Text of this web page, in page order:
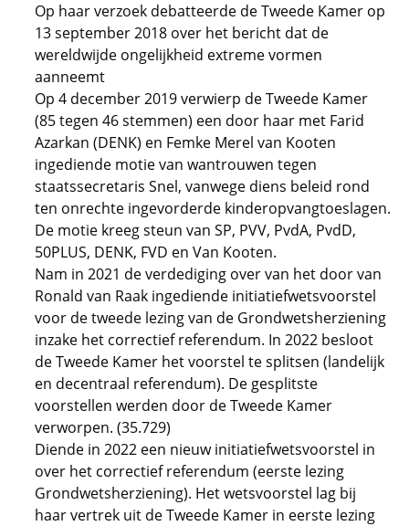
Op haar verzoek debatteerde de Tweede Kamer op
13 september 2018 over het bericht dat de
wereldwijde ongelijkheid extreme vormen
aanneemt
Op 4 december 2019 verwierp de Tweede Kamer
(85 tegen 46 stemmen) een door haar met Farid
Azarkan (DENK) en Femke Merel van Kooten
ingediende motie van wantrouwen tegen
staatssecretaris Snel, vanwege diens beleid rond
ten onrechte ingevorderde kinderopvangtoeslagen.
De motie kreeg steun van SP, PVV, PvdA, PvdD,
50PLUS, DENK, FVD en Van Kooten.
Nam in 2021 de verdediging over van het door van
Ronald van Raak ingediende initiatiefwetsvoorstel
voor de tweede lezing van de Grondwetsherziening
inzake het correctief referendum. In 2022 besloot
de Tweede Kamer het voorstel te splitsen (landelijk
en decentraal referendum). De gesplitste
voorstellen werden door de Tweede Kamer
verworpen. (35.729)
Diende in 2022 een nieuw initiatiefwetsvoorstel in
over het correctief referendum (eerste lezing
Grondwetsherziening). Het wetsvoorstel lag bij
haar vertrek uit de Tweede Kamer in eerste lezing